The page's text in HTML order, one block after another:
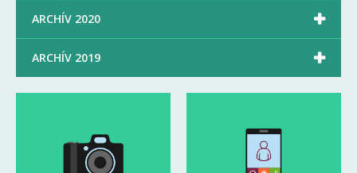
ARCHÍV 2020 
ARCHÍV 2019 